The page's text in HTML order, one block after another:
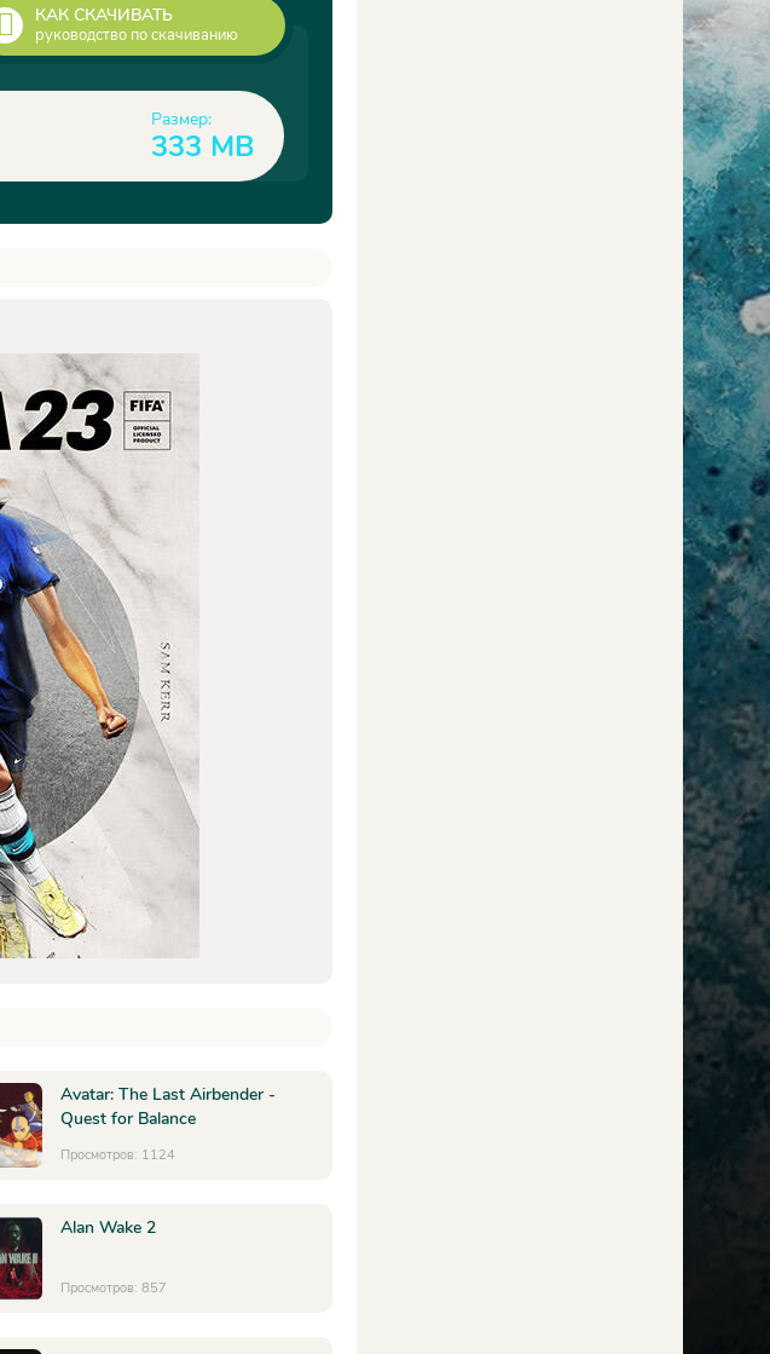
КАК СКАЧИВАТЬ
руководство по скачиванию
Размер:
333 MB
Avatar: The Last Airbender -
Quest for Balance
Просмотров: 1124
Alan Wake 2
Просмотров: 857